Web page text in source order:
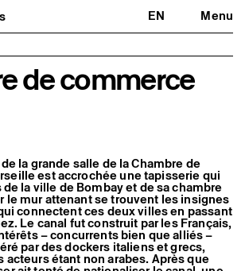
EN Menu
d'artistes
Fermer
et à venir
de commerce
la grande salle de la Chambre de
est accrochée une tapisserie qui
la ville de Bombay et de sa chambre
le mur attenant se trouvent les insignes
connectent ces deux villes en passant
Le canal fut construit par les Français,
– concurrents bien que alliés –
par des dockers italiens et grecs,
acteurs étant non arabes. Après que